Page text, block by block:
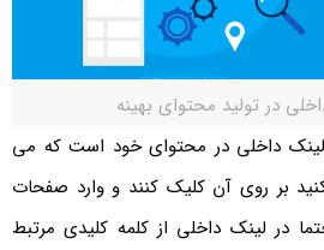
در تولید محتوای بهینه
لینک داخلی در محتوای خود است که می
بر روی آن کلیک کنند و وارد صفحات
در لینک داخلی از کلمه کلیدی مرتبط